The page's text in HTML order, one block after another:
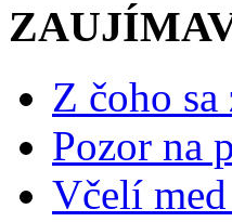
Z čoho
Pozor na
Včelí